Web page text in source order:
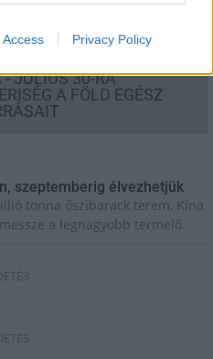
Access Privacy Policy
- JÚLIUS 30-RA
A FÖLD EGÉSZ
szeptemberig élvezhetjük
tonna őszibarack terem, Kína
a legnagyobb termelő.